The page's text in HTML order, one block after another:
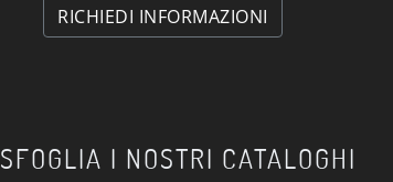
RICHIEDI INFORMAZIONI
SFOGLIA I NOSTRI CATALOGHI